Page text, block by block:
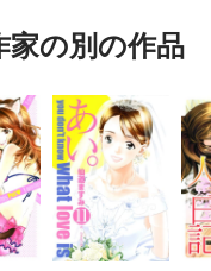
家の別の作品